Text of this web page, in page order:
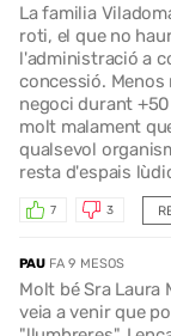
La familia
roti, el que no
l'administració a
concessió.
negoci durant
molt malament
qualsevol
resta d'espais
7 3
PAU FA 9 MESOS
Molt bé Sra Laura
veia a venir que